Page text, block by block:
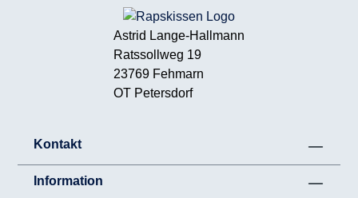
Astrid Lange-Hallmann
Ratssollweg 19
23769 Fehmarn
OT Petersdorf
Kontakt
Information